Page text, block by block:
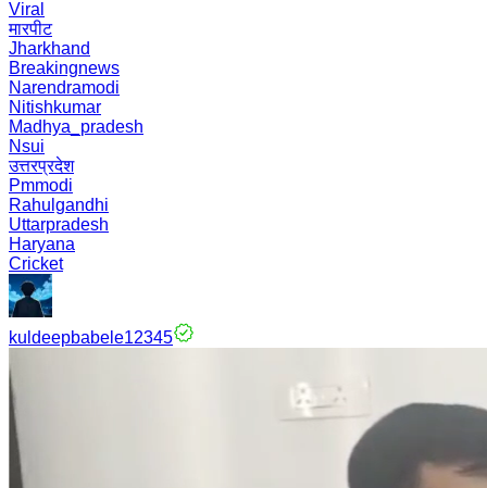
Viral
मारपीट
Jharkhand
Breakingnews
Narendramodi
Nitishkumar
Madhya_pradesh
Nsui
उत्तरप्रदेश
Pmmodi
Rahulgandhi
Uttarpradesh
Haryana
Cricket
kuldeepbabele12345